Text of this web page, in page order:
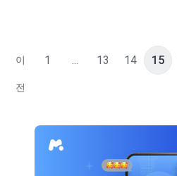
이
전
1 ... 13 14 15